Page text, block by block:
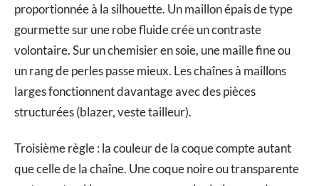
proportionnée à la silhouette. Un maillon épais de type
gourmette sur une robe fluide crée un contraste
volontaire. Sur un chemisier en soie, une maille fine ou
un rang de perles passe mieux. Les chaînes à maillons
larges fonctionnent davantage avec des pièces
structurées (blazer, veste tailleur).
Troisième règle : la couleur de la coque compte autant
que celle de la chaîne. Une coque noire ou transparente